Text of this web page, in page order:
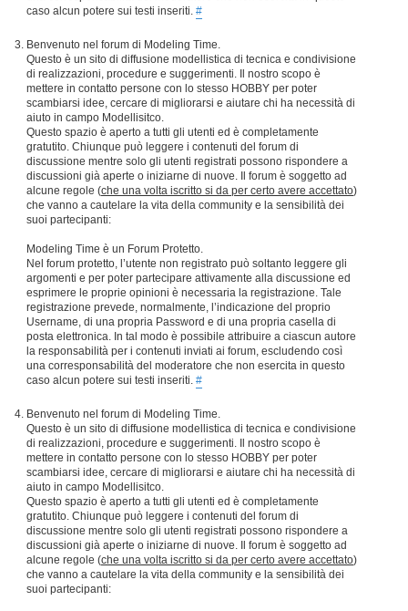
caso alcun potere sui testi inseriti. #
Benvenuto nel forum di Modeling Time.
Questo è un sito di diffusione modellistica di tecnica e condivisione
di realizzazioni, procedure e suggerimenti. Il nostro scopo è
mettere in contatto persone con lo stesso HOBBY per poter
scambiarsi idee, cercare di migliorarsi e aiutare chi ha necessità di
aiuto in campo Modellisitco.
Questo spazio è aperto a tutti gli utenti ed è completamente
gratutito. Chiunque può leggere i contenuti del forum di
discussione mentre solo gli utenti registrati possono rispondere a
discussioni già aperte o iniziarne di nuove. Il forum è soggetto ad
alcune regole (che una volta iscritto si da per certo avere accettato)
che vanno a cautelare la vita della community e la sensibilità dei
suoi partecipanti:
Modeling Time è un Forum Protetto.
Nel forum protetto, l’utente non registrato può soltanto leggere gli
argomenti e per poter partecipare attivamente alla discussione ed
esprimere le proprie opinioni è necessaria la registrazione. Tale
registrazione prevede, normalmente, l’indicazione del proprio
Username, di una propria Password e di una propria casella di
posta elettronica. In tal modo è possibile attribuire a ciascun autore
la responsabilità per i contenuti inviati ai forum, escludendo così
una corresponsabilità del moderatore che non esercita in questo
caso alcun potere sui testi inseriti. #
Benvenuto nel forum di Modeling Time.
Questo è un sito di diffusione modellistica di tecnica e condivisione
di realizzazioni, procedure e suggerimenti. Il nostro scopo è
mettere in contatto persone con lo stesso HOBBY per poter
scambiarsi idee, cercare di migliorarsi e aiutare chi ha necessità di
aiuto in campo Modellisitco.
Questo spazio è aperto a tutti gli utenti ed è completamente
gratutito. Chiunque può leggere i contenuti del forum di
discussione mentre solo gli utenti registrati possono rispondere a
discussioni già aperte o iniziarne di nuove. Il forum è soggetto ad
alcune regole (che una volta iscritto si da per certo avere accettato)
che vanno a cautelare la vita della community e la sensibilità dei
suoi partecipanti: